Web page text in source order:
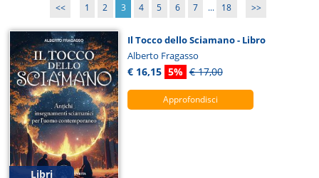
<< 1 2 3 4 5 6 7 ... 18 >>
Libri
Il Tocco dello Sciamano - Libro
Alberto Fragasso
€ 16,15 5% € 17,00
Approfondisci